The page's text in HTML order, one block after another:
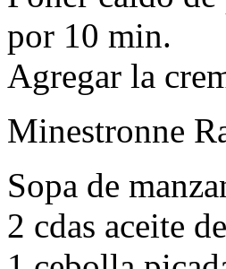
por 10 min.
Agregar la
Minestronne
Sopa de
2 cdas aceite